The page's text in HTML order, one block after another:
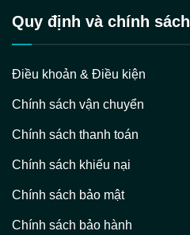
Quy định và chính sách
Điều khoản & Điều kiện
Chính sách vận chuyển
Chính sách thanh toán
Chính sách khiếu nại
Chính sách bảo mật
Chính sách bảo hành